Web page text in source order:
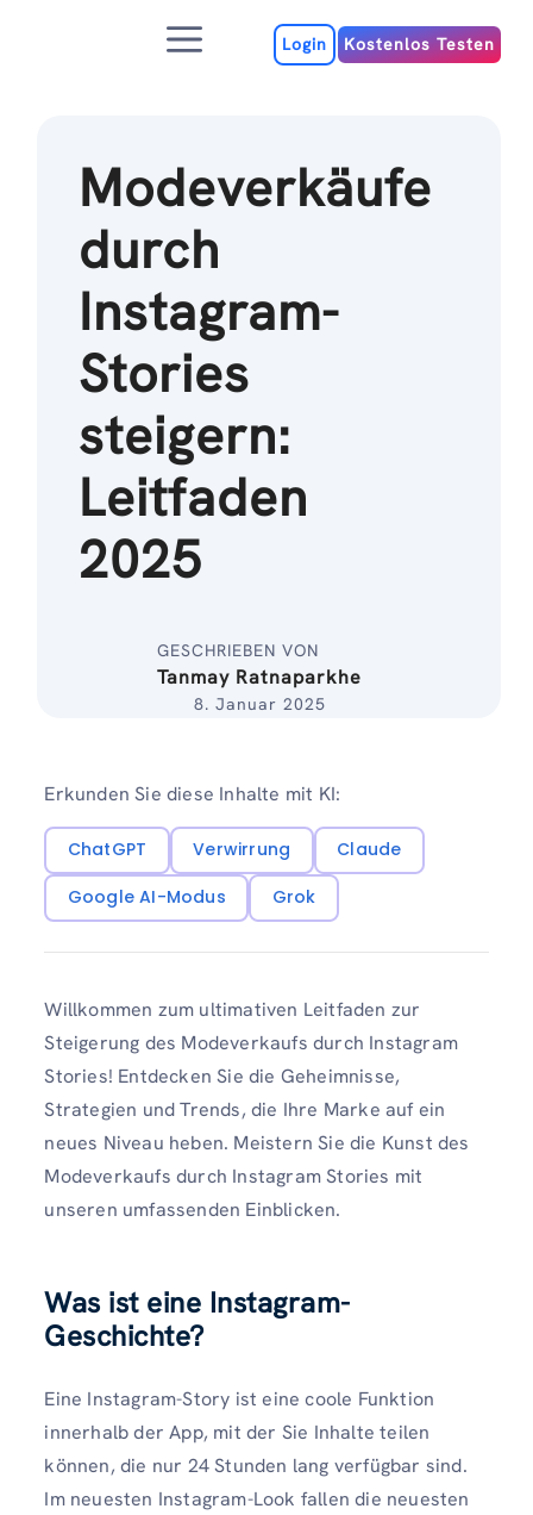
MenuLogin Kostenlos Testen
Modeverkäufe
durch
Instagram-
Stories
steigern:
Leitfaden
2025
GESCHRIEBEN VON
Tanmay Ratnaparkhe
8. Januar 2025
Erkunden Sie diese Inhalte mit KI:
ChatGPT Verwirrung
Claude
Google AI-Modus
Grok
Willkommen zum ultimativen Leitfaden zur
Steigerung des Modeverkaufs durch Instagram
Stories! Entdecken Sie die Geheimnisse,
Strategien und Trends, die Ihre Marke auf ein
neues Niveau heben. Meistern Sie die Kunst des
Modeverkaufs durch Instagram Stories mit
unseren umfassenden Einblicken.
Was ist eine Instagram-
Geschichte?
Eine Instagram-Story ist eine coole Funktion
innerhalb der App, mit der Sie Inhalte teilen
können, die nur 24 Stunden lang verfügbar sind.
Im neuesten Instagram-Look fallen die neuesten